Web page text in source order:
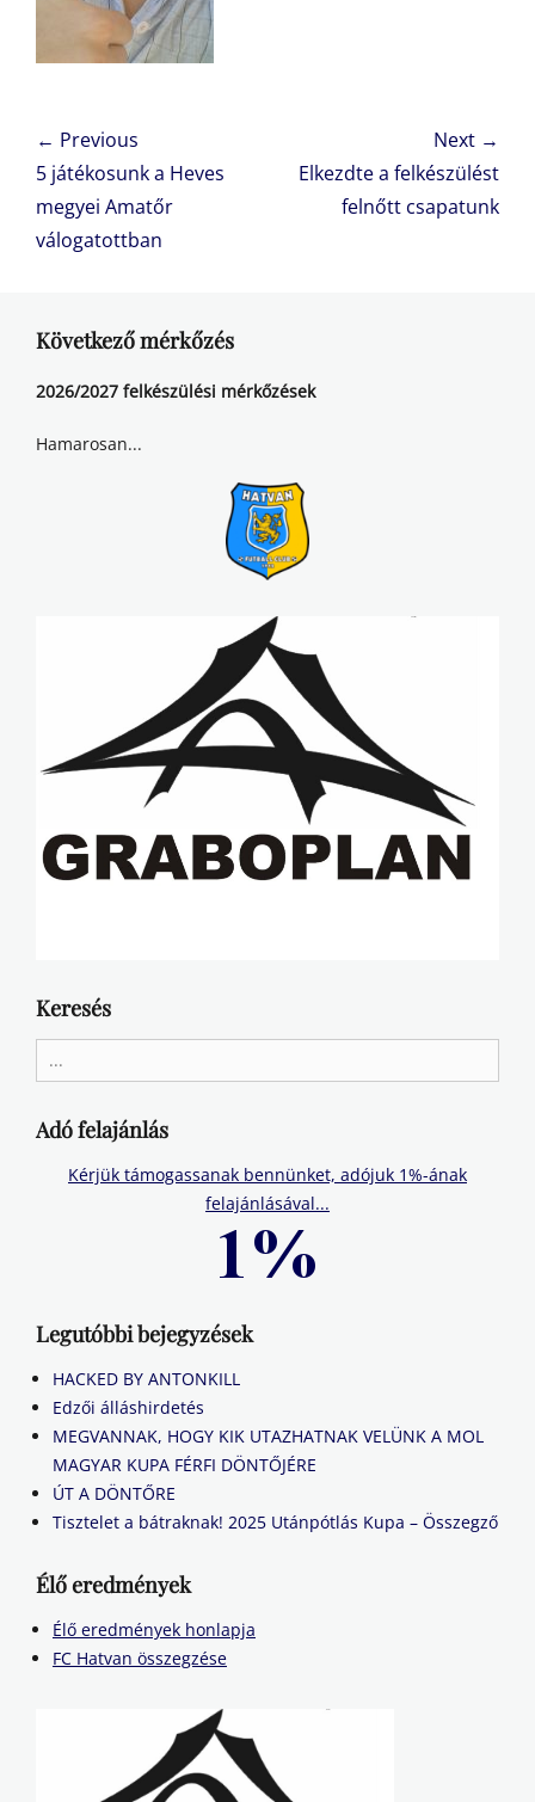
Bejegyzés
navigáció
← Previous
Previous
post:
5 játékosunk a Heves
megyei Amatőr
válogatottban
Next →
NextElkezdte a felkészülést
felnőtt csapatunk
Következő mérkőzés
2026/2027 felkészülési mérkőzések
Hamarosan...
Keresés
for:
Adó felajánlás
Kérjük támogassanak bennünket, adójuk 1%-ának
felajánlásával...
Legutóbbi bejegyzések
HACKED BY ANTONKILL
Edzői álláshirdetés
MEGVANNAK, HOGY KIK UTAZHATNAK VELÜNK A MOL
MAGYAR KUPA FÉRFI DÖNTŐJÉRE
ÚT A DÖNTŐRE
Tisztelet a bátraknak! 2025 Utánpótlás Kupa – Összegző
Élő eredmények
Élő eredmények honlapja
FC Hatvan összegzése